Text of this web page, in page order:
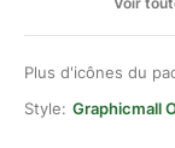
Plus d'icônes du
Style: Graphicmall